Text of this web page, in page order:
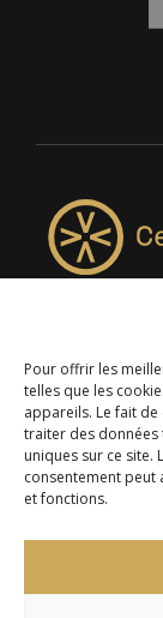
Pour offrir les
telles que les
appareils. Le fait
traiter des données
uniques sur ce site.
consentement peut
et fonctions.
4957, rue
Desmaures